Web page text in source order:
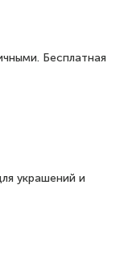
Бесплатная
украшений и